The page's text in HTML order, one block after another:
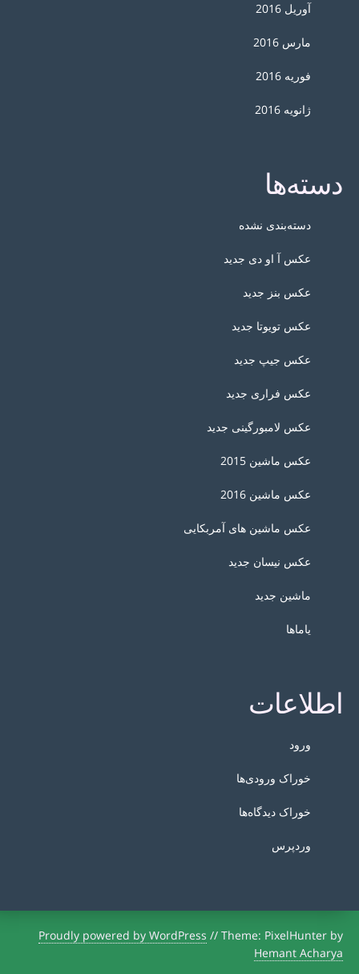
آوریل 2016
مارس 2016
فوریه 2016
ژانویه 2016
دسته‌ها
دسته‌بندی نشده
عکس آ او دی جدید
عکس بنز جدید
عکس تویوتا جدید
عکس جیپ جدید
عکس فراری جدید
عکس لامبورگینی جدید
عکس ماشین 2015
عکس ماشین 2016
عکس ماشین های آمربکایی
عکس نیسان جدید
ماشین جدید
یاماها
اطلاعات
ورود
خوراک ورودی‌ها
خوراک دیدگاه‌ها
وردپرس
Proudly powered by WordPress // Theme: PixelHunter by
Hemant Acharya